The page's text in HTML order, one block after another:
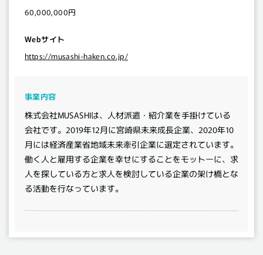
60,000,000円
Webサイト
https://musashi-haken.co.jp/
事業内容
株式会社MUSASHIは、人材派遣・紹介業を手掛けている
会社です。2019年12月に宮崎県未来成長企業、2020年10
月には経済産業省地域未来牽引企業に選定されています。
働く人と雇用する企業を幸せにすることをモットーに、求
人を探している方と求人を検討している企業の架け橋とな
る活動を行なっています。